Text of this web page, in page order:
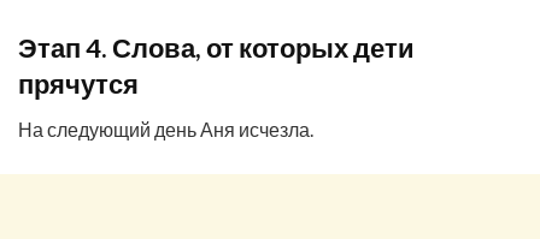
Этап 4. Слова, от которых дети
прячутся
На следующий день Аня исчезла.